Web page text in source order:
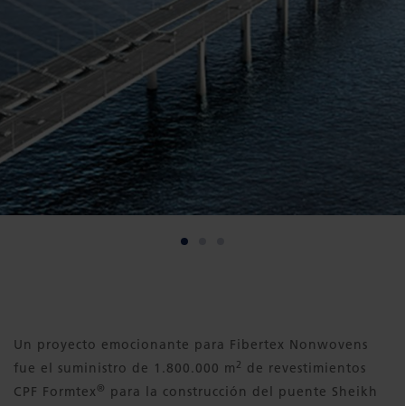
Un proyecto emocionante para Fibertex Nonwovens
fue el suministro de 1.800.000 m 2 de revestimientos
CPF Formtex ® para la construcción del puente Sheikh